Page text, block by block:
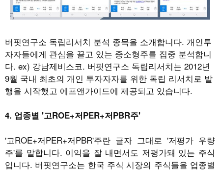
버핏연구소 독립리서치 분석 종목을 소개합니다. 개인투
자자들에게 관심을 끌고 있는 중소형주를 집중 분석합니
다. ex) 강남제비스코. 버핏연구소 독립리서치는 2012년
9월 국내 최초의 개인 투자자자를 위한 독립 리서치로 발
행을 시작했고 에프앤가이드에 제공되고 있습니다.
4. 업종별 '고ROE+저PER+저PBR주'
'고ROE+저PER+저PBR'주란 글자 그대로 '저평가 우량
주'를 말합니다. 이익을 잘 내면서도 저평가돼 있는 주식
입니다. 버핏연구소는 한국 주식 시장의 주식들을 업종별